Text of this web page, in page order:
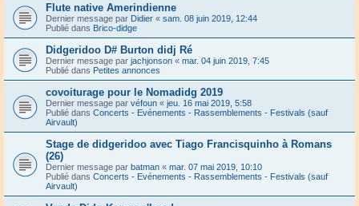
Flute native Amerindienne
Dernier message par Didier « sam. 08 juin 2019, 12:44
Publié dans Brico-didge
Didgeridoo D# Burton didj Ré
Dernier message par jachjonson « mar. 04 juin 2019, 7:45
Publié dans Petites annonces
covoiturage pour le Nomadidg 2019
Dernier message par véfoun « jeu. 16 mai 2019, 5:58
Publié dans Concerts - Evénements - Rassemblements - Festivals (sauf
Airvault)
Stage de didgeridoo avec Tiago Francisquinho à Romans
(26)
Dernier message par batman « mar. 07 mai 2019, 10:10
Publié dans Concerts - Evénements - Rassemblements - Festivals (sauf
Airvault)